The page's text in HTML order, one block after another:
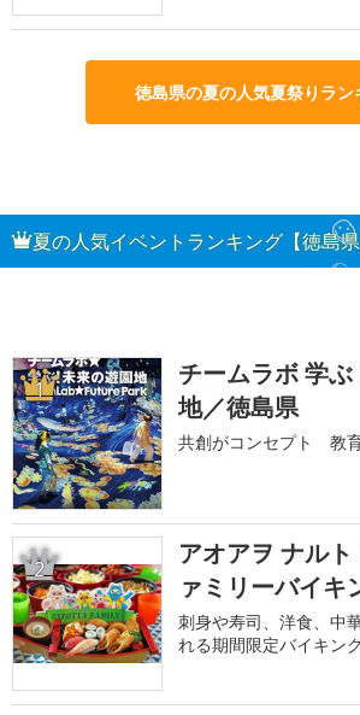
徳島県の夏の人気夏祭りラン
夏の人気イベントランキング【徳島県
1
チームラボ 学
地／徳島県
共創がコンセプト 教
2
アオアヲ ナル
ァミリーバイキ
刺身や寿司、洋食、中
れる期間限定バイキン